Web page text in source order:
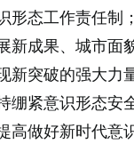
形态工作责任制
新成果、城市面
新突破的强大力
绷紧意识形态安
高做好新时代意